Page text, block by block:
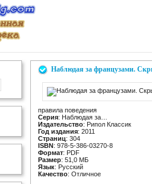
Наблюдая за французами.
правила поведения
Серия: Наблюдая за…
Издательство: Рипол Классик
Год издания: 2011
Страниц: 304
ISBN: 978-5-386-03270-8
Формат: PDF
Размер: 51,0 МБ
Язык: Русский
Качество: Отличное